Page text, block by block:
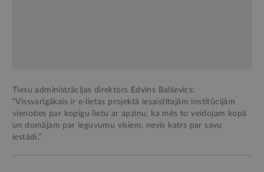
Tiesu administrācijas direktors Edvīns Balševics:
“Vissvarīgākais ir e-lietas projektā iesaistītajām institūcijām
vienoties par kopīgu lietu ar apziņu, ka mēs to veidojam kopā
un domājam par ieguvumu visiem, nevis katrs par savu
iestādi.”